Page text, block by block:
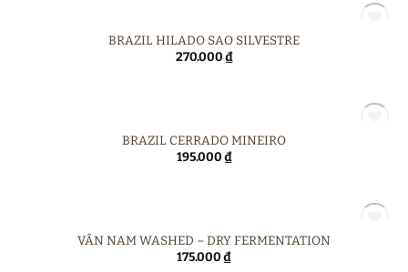
HẾT HÀNG
BRAZIL HILADO SAO SILVESTRE
270.000₫
HẾT HÀNG
BRAZIL CERRADO MINEIRO
195.000₫
HẾT HÀNG
VÂN NAM WASHED – DRY FERMENTATION
175.000₫